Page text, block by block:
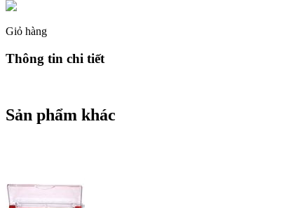
Giỏ hàng
Thông tin chi tiết
Sản phẩm khác